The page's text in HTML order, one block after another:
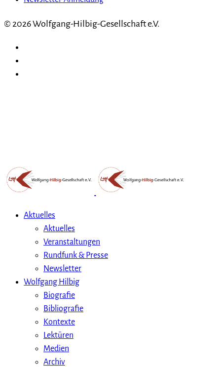
© 2026 Wolfgang-Hilbig-Gesellschaft e.V.
Aktuelles
Aktuelles
Veranstaltungen
Rundfunk & Presse
Newsletter
Wolfgang Hilbig
Biografie
Bibliografie
Kontexte
Lektüren
Medien
Archiv